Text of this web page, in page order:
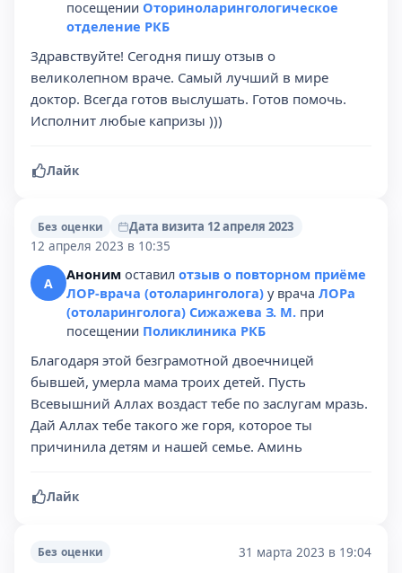
посещении Оториноларингологическое
отделение РКБ
Здравствуйте! Сегодня пишу отзыв о
великолепном враче. Самый лучший в мире
доктор. Всегда готов выслушать. Готов помочь.
Исполнит любые капризы )))
Лайк
Без оценки
Дата визита 12 апреля 2023
12 апреля 2023 в 10:35
А Аноним оставил отзыв о повторном приёме
ЛОР-врача (отоларинголога) у врача ЛОРа
(отоларинголога) Сижажева З. М. при
посещении Поликлиника РКБ
Благодаря этой безграмотной двоечницей
бывшей, умерла мама троих детей. Пусть
Всевышний Аллах воздаст тебе по заслугам мразь.
Дай Аллах тебе такого же горя, которое ты
причинила детям и нашей семье. Аминь
Лайк
Без оценки 31 марта 2023 в 19:04